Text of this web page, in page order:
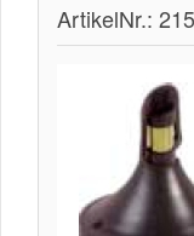
ArtikelNr.: